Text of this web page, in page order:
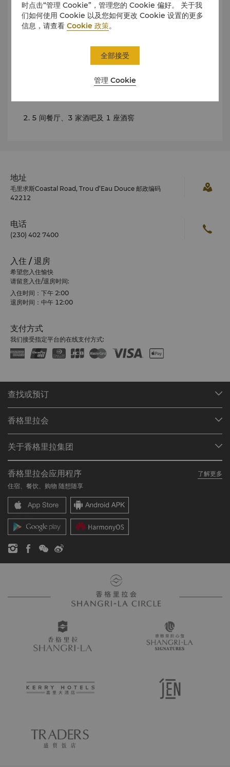
礼品店
5 间餐厅、3 家酒吧及 1 座酒窖
地址
毛里求斯Coastal Road, Trou d’Eau Douce 邮政编码
42212
电话
(230) 402 7400
入住 / 退房
希望您入住愉快
请留意入住/退房时间:
入住时间：下午 2:00
退房时间：中午 12:00
支付方式
我们接受指定平台的在线支付方式:
查找或预订
查找预订
餐厅与酒吧
香格里拉会
加入香格里拉会
常见问题
联络我们
关于香格里拉集团
我们的酒店品牌
香格里拉中心
香格里拉公寓
联系方式
职业发展
企业社会责任
新闻稿
香格里拉会应用程序
了解更多
住宿、餐饮、购物 随想随享
时点击“管理 Cookie”，管理您的 Cookie 偏好。 关于我
们如何使用 Cookie 以及您如何更改 Cookie 设置的更多
信息，请查看Cookie 政策。
管理 Cookie
全部接受